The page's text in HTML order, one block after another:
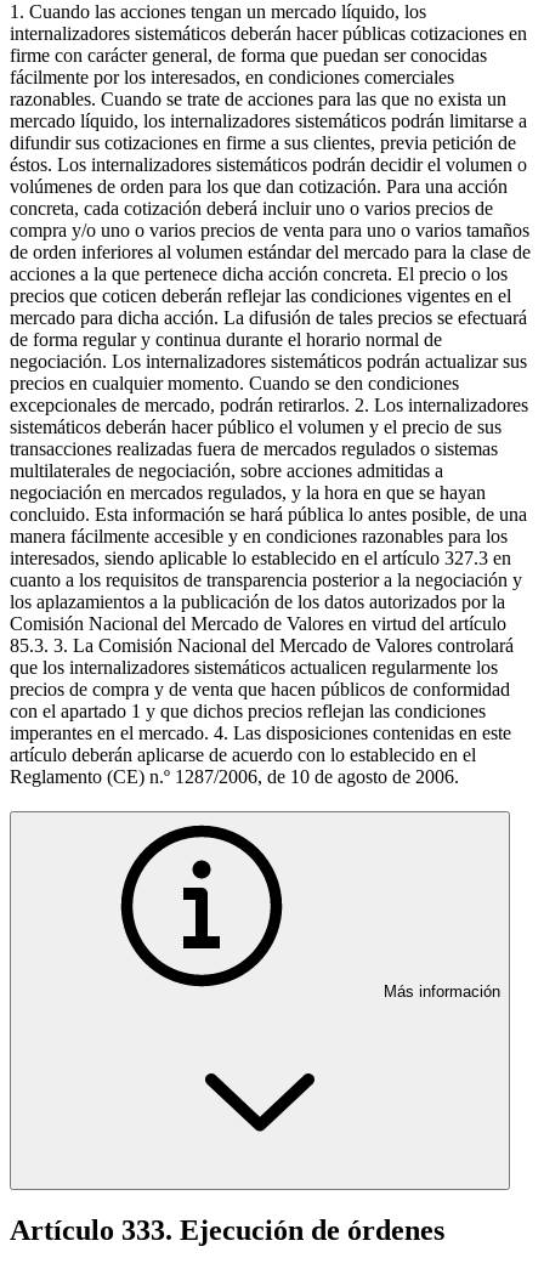
1. Cuando las acciones tengan un mercado líquido, los
internalizadores sistemáticos deberán hacer públicas cotizaciones en
firme con carácter general, de forma que puedan ser conocidas
fácilmente por los interesados, en condiciones comerciales
razonables. Cuando se trate de acciones para las que no exista un
mercado líquido, los internalizadores sistemáticos podrán limitarse a
difundir sus cotizaciones en firme a sus clientes, previa petición de
éstos. Los internalizadores sistemáticos podrán decidir el volumen o
volúmenes de orden para los que dan cotización. Para una acción
concreta, cada cotización deberá incluir uno o varios precios de
compra y/o uno o varios precios de venta para uno o varios tamaños
de orden inferiores al volumen estándar del mercado para la clase de
acciones a la que pertenece dicha acción concreta. El precio o los
precios que coticen deberán reflejar las condiciones vigentes en el
mercado para dicha acción. La difusión de tales precios se efectuará
de forma regular y continua durante el horario normal de
negociación. Los internalizadores sistemáticos podrán actualizar sus
precios en cualquier momento. Cuando se den condiciones
excepcionales de mercado, podrán retirarlos. 2. Los internalizadores
sistemáticos deberán hacer público el volumen y el precio de sus
transacciones realizadas fuera de mercados regulados o sistemas
multilaterales de negociación, sobre acciones admitidas a
negociación en mercados regulados, y la hora en que se hayan
concluido. Esta información se hará pública lo antes posible, de una
manera fácilmente accesible y en condiciones razonables para los
interesados, siendo aplicable lo establecido en el artículo 327.3 en
cuanto a los requisitos de transparencia posterior a la negociación y
los aplazamientos a la publicación de los datos autorizados por la
Comisión Nacional del Mercado de Valores en virtud del artículo
85.3. 3. La Comisión Nacional del Mercado de Valores controlará
que los internalizadores sistemáticos actualicen regularmente los
precios de compra y de venta que hacen públicos de conformidad
con el apartado 1 y que dichos precios reflejan las condiciones
imperantes en el mercado. 4. Las disposiciones contenidas en este
artículo deberán aplicarse de acuerdo con lo establecido en el
Reglamento (CE) n.º 1287/2006, de 10 de agosto de 2006.
Más información
Artículo 333. Ejecución de órdenes